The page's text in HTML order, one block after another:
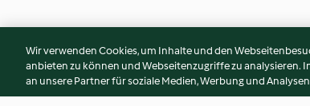
Wir verwenden Cookies, um Inhalte und den
anbieten zu können und Webseitenzugriffe zu
an unsere Partner für soziale Medien, Werbung und